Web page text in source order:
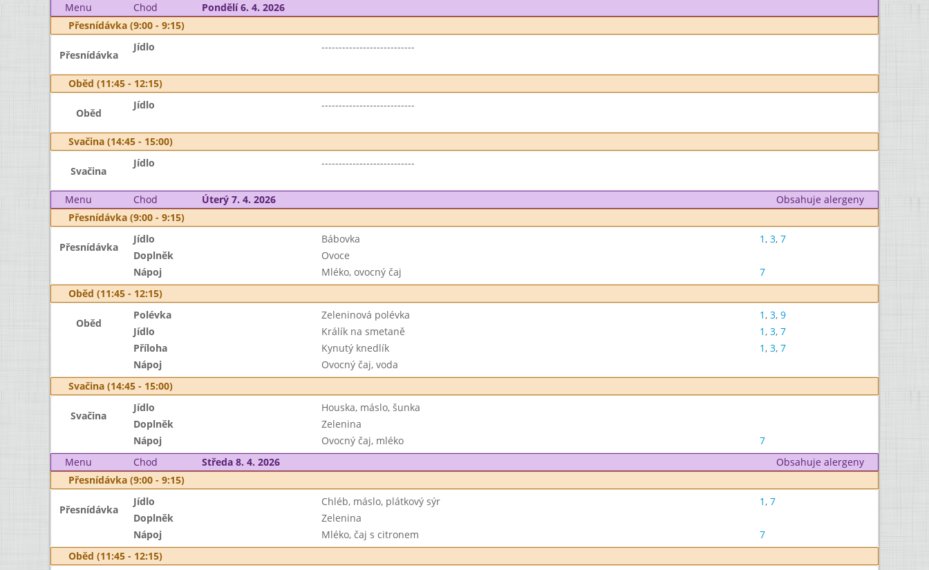
Menu
Chod
Pondělí 6. 4. 2026
Přesnídávka (9:00 - 9:15)
Přesnídávka
Jídlo ---------------------------
Oběd (11:45 - 12:15)
Oběd
Jídlo ---------------------------
Svačina (14:45 - 15:00)
Svačina
Jídlo ---------------------------
Menu Chod Úterý 7. 4. 2026
Obsahuje alergeny
Přesnídávka (9:00 - 9:15)
Přesnídávka
Jídlo Bábovka 1, 3, 7
Doplněk
Ovoce
Nápoj
Mléko, ovocný čaj
7
Oběd (11:45 - 12:15)
Oběd
Polévka Zeleninová polévka 1, 3, 9
Jídlo
Králík na smetaně 1, 3, 7
Příloha
Kynutý knedlík 1, 3, 7
Nápoj
Ovocný čaj, voda
Svačina (14:45 - 15:00)
Svačina
Jídlo
Houska, máslo, šunka
Doplněk
Zelenina
Nápoj
Ovocný čaj, mléko
7
Menu
Chod Středa 8. 4. 2026
Obsahuje alergeny
Přesnídávka (9:00 - 9:15)
Přesnídávka
Jídlo Chléb, máslo, plátkový sýr 1, 7
Doplněk
Zelenina
Nápoj
Mléko, čaj s citronem
7
Oběd (11:45 - 12:15)